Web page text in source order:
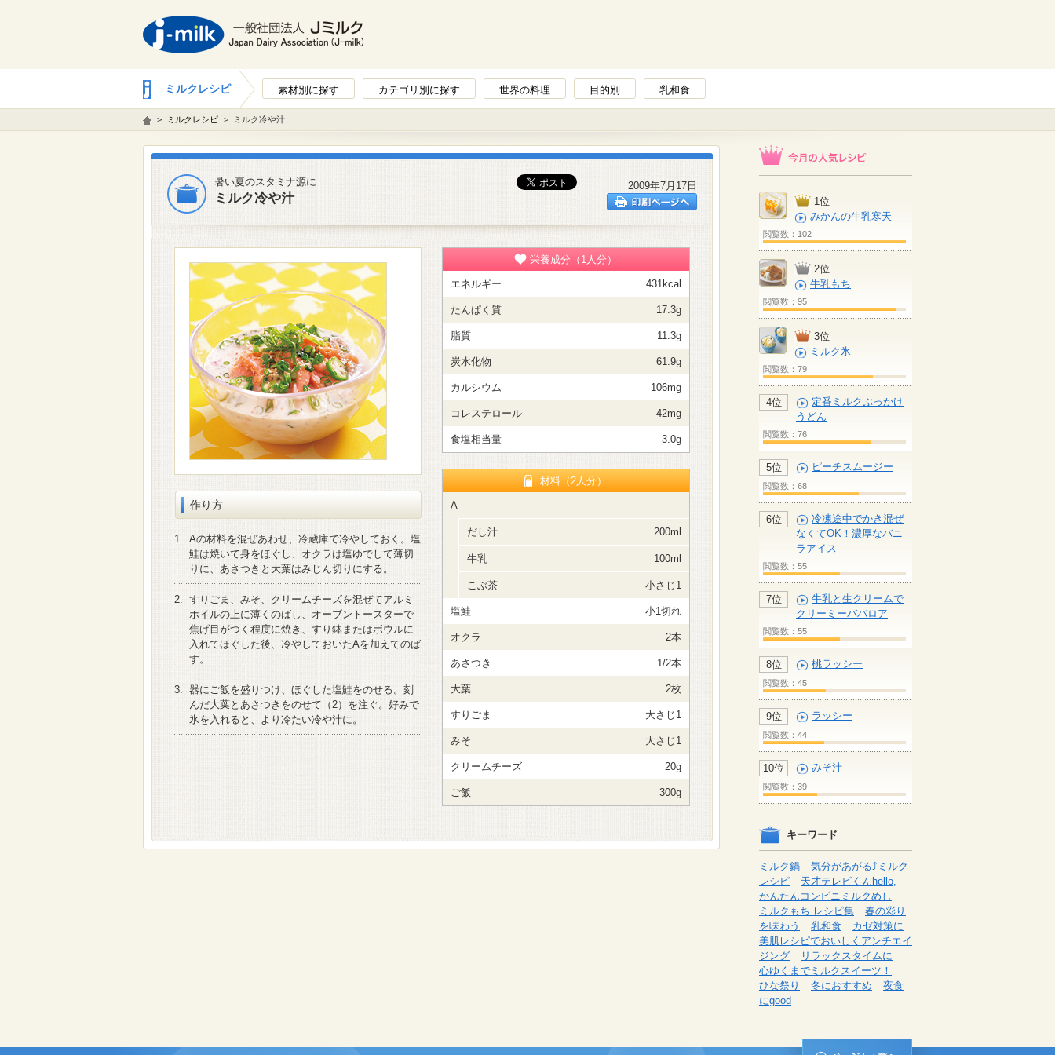
ミルクレシピ 素材別に探す カテゴリ別に探す 世界の料理 目的別 乳和食
> ミルクレシピ > ミルク冷や汁
2009年7月17日
暑い夏のスタミナ源に
ミルク冷や汁
作り方
1. Aの材料を混ぜあわせ、冷蔵庫で冷やしておく。塩
鮭は焼いて身をほぐし、オクラは塩ゆでして薄切
りに、あさつきと大葉はみじん切りにする。
2. すりごま、みそ、クリームチーズを混ぜてアルミ
ホイルの上に薄くのばし、オーブントースターで
焦げ目がつく程度に焼き、すり鉢またはボウルに
入れてほぐした後、冷やしておいたAを加えてのば
す。
3. 器にご飯を盛りつけ、ほぐした塩鮭をのせる。刻
んだ大葉とあさつきをのせて（2）を注ぐ。好みで
氷を入れると、より冷たい冷や汁に。
栄養成分（1人分）
エネルギー 431kcal
たんぱく質 17.3g
脂質 11.3g
炭水化物 61.9g
カルシウム 106mg
コレステロール 42mg
食塩相当量 3.0g
材料（2人分）
A
だし汁 200ml
牛乳 100ml
こぶ茶 小さじ1
塩鮭 小1切れ
オクラ 2本
あさつき 1/2本
大葉 2枚
すりごま 大さじ1
みそ 大さじ1
クリームチーズ 20g
ご飯 300g
1位
みかんの牛乳寒天
閲覧数：102
2位
牛乳もち
閲覧数：95
3位
ミルク氷
閲覧数：79
4位
定番ミルクぶっかけ
うどん
閲覧数：76
5位 ピーチスムージー
閲覧数：68
6位
冷凍途中でかき混ぜ
なくてOK！濃厚なバニ
ラアイス
閲覧数：55
7位
牛乳と生クリームで
クリーミーババロア
閲覧数：55
8位 桃ラッシー
閲覧数：45
9位 ラッシー
閲覧数：44
10位 みそ汁
閲覧数：39
キーワード
ミルク鍋
気分があがる⤴ミルク
レシピ
天才テレビくんhello,
かんたんコンビニミルクめし
ミルクもち レシピ集
春の彩り
を味わう
乳和食
カゼ対策に
美肌レシピでおいしくアンチエイ
ジング
リラックスタイムに
心ゆくまでミルクスイーツ！
ひな祭り
冬におすすめ
夜食
にgood